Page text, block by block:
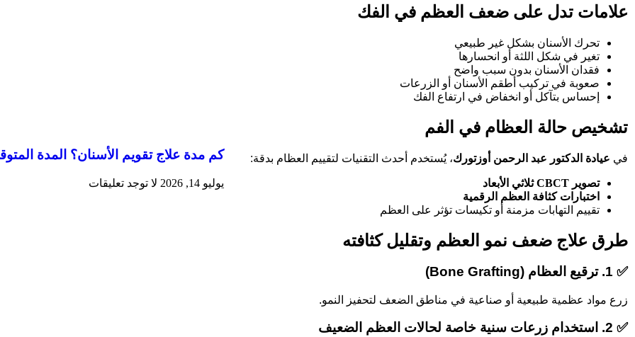
علامات تدل على ضعف العظم في الفك
تحرك الأسنان بشكل غير طبيعي
تغير في شكل اللثة أو انحسارها
فقدان الأسنان بدون سبب واضح
صعوبة في تركيب أطقم الأسنان أو الزرعات
إحساس بتآكل أو انخفاض في ارتفاع الفك
تشخيص حالة العظام في الفم
في عيادة الدكتور عبد الرحمن أوزتورك، يُستخدم أحدث التقنيات لتقييم العظام بدقة:
تصوير CBCT ثلاثي الأبعاد
اختبارات كثافة العظم الرقمية
تقييم التهابات مزمنة أو تكيسات تؤثر على العظم
طرق علاج ضعف نمو العظم وتقليل كثافته
✅ 1. ترقيع العظام (Bone Grafting)
زرع مواد عظمية طبيعية أو صناعية في مناطق الضعف لتحفيز النمو.
✅ 2. استخدام زرعات سنية خاصة لحالات العظم الضعيف
كم مدة علاج تقويم الأسنان؟ المدة
يوليو 14, 2026 لا توجد تعليقات